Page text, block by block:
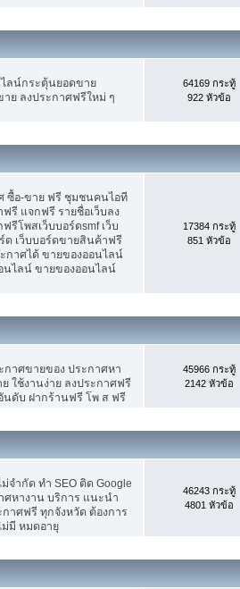
ลน์กระตุ้นยอดขาย
ย ลงประกาศฟรีใหม่ ๆ
64169 กระทู้
922 หัวข้อ
ซื้อ-ขาย ฟรี ชุมชนคนไอที
รี แจกฟรี รายชื่อเว็บลง
รีโพสเว็บบอร์ดsmf เว็บ
ด เว็บบอร์ดขายสินค้าฟรี
กาศได้ ขายของออนไลน์
นไลน์ ขายของออนไลน์
17384 กระทู้
851 หัวข้อ
กาศขายของ ประกาศหา
ใช้งานง่าย ลงประกาศฟรี
นดับ ฝากร้านฟรี โพ ส ฟรี
45966 กระทู้
2142 หัวข้อ
ำกัด ทำ SEO ติด Google
หางาน บริการ แนะนำ
กาศฟรี ทุกจังหวัด ต้องการ
มี หมดอายุ
46243 กระทู้
4801 หัวข้อ